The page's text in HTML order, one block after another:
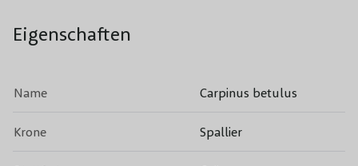
Eigenschaften
Name Carpinus betulus
Krone Spallier